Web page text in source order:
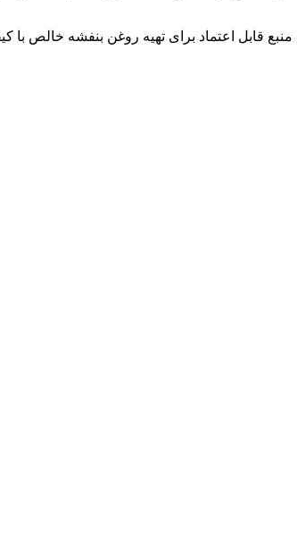
منبع قابل اعتماد برای تهیه روغن بنفشه